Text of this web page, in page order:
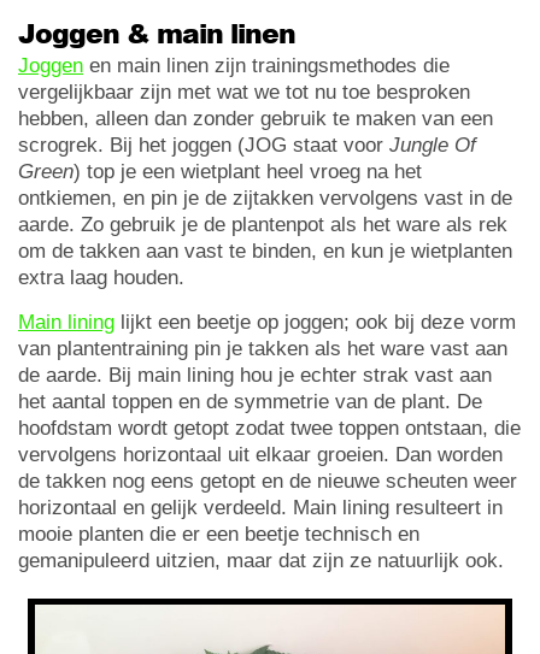
Joggen & main linen
Joggen en main linen zijn trainingsmethodes die
vergelijkbaar zijn met wat we tot nu toe besproken
hebben, alleen dan zonder gebruik te maken van een
scrogrek. Bij het joggen (JOG staat voor Jungle Of
Green) top je een wietplant heel vroeg na het
ontkiemen, en pin je de zijtakken vervolgens vast in de
aarde. Zo gebruik je de plantenpot als het ware als rek
om de takken aan vast te binden, en kun je wietplanten
extra laag houden.
Main lining lijkt een beetje op joggen; ook bij deze vorm
van plantentraining pin je takken als het ware vast aan
de aarde. Bij main lining hou je echter strak vast aan
het aantal toppen en de symmetrie van de plant. De
hoofdstam wordt getopt zodat twee toppen ontstaan, die
vervolgens horizontaal uit elkaar groeien. Dan worden
de takken nog eens getopt en de nieuwe scheuten weer
horizontaal en gelijk verdeeld. Main lining resulteert in
mooie planten die er een beetje technisch en
gemanipuleerd uitzien, maar dat zijn ze natuurlijk ook.